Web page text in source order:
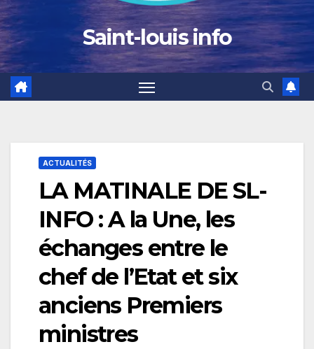
Saint-louis info
ACTUALITÉS
LA MATINALE DE SL-
INFO : A la Une, les
échanges entre le
chef de l’Etat et six
anciens Premiers
ministres